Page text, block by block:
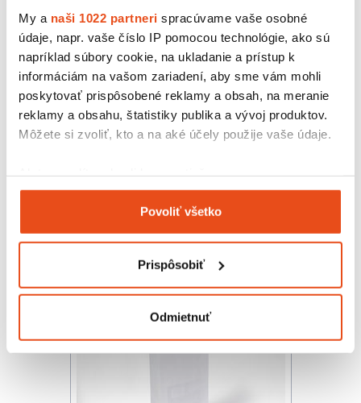
My a naši 1022 partneri spracúvame vaše osobné
údaje, napr. vaše číslo IP pomocou technológie, ako sú
napríklad súbory cookie, na ukladanie a prístup k
informáciám na vašom zariadení, aby sme vám mohli
poskytovať prispôsobené reklamy a obsah, na meranie
reklamy a obsahu, štatistiky publika a vývoj produktov.
Môžete si zvoliť, kto a na aké účely použije vaše údaje.
Zhromažďovať informácie o vašej geografickej
polohe s presnosťou na niekoľko metrov
Identifikovať vaše zariadenie aktívnym
Viac informácií o tom, ako sa spracúvajú vaše osobné
údaje, nájdete v časti svašimi nastaveniami
o používaní súborov cookie.
Povoliť všetko
Prispôsobiť
Odmietnuť
3,38 € s DPH / bal.
2,75 € bez DPH